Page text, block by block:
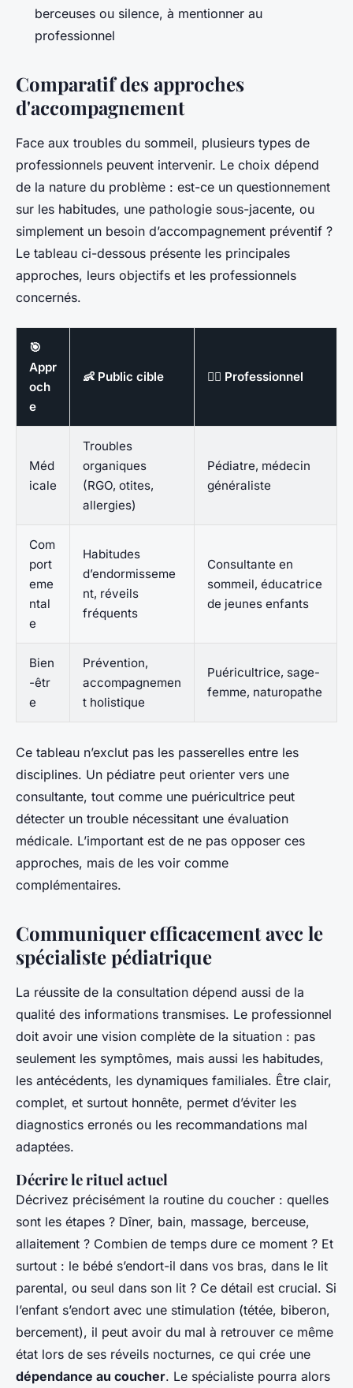
berceuses ou silence, à mentionner au
professionnel
Comparatif des approches
d'accompagnement
Face aux troubles du sommeil, plusieurs types de
professionnels peuvent intervenir. Le choix dépend
de la nature du problème : est-ce un questionnement
sur les habitudes, une pathologie sous-jacente, ou
simplement un besoin d’accompagnement préventif ?
Le tableau ci-dessous présente les principales
approches, leurs objectifs et les professionnels
concernés.
🎯
Appr
och
e
👶 Public cible 👩‍⚕️ Professionnel
Méd
icale
Troubles
organiques
(RGO, otites,
allergies)
Pédiatre, médecin
généraliste
Com
port
eme
ntal
e
Habitudes
d’endormisseme
nt, réveils
fréquents
Consultante en
sommeil, éducatrice
de jeunes enfants
Bien
-êtr
e
Prévention,
accompagnemen
t holistique
Puéricultrice, sage-
femme, naturopathe
Ce tableau n’exclut pas les passerelles entre les
disciplines. Un pédiatre peut orienter vers une
consultante, tout comme une puéricultrice peut
détecter un trouble nécessitant une évaluation
médicale. L’important est de ne pas opposer ces
approches, mais de les voir comme
complémentaires.
Communiquer efficacement avec le
spécialiste pédiatrique
La réussite de la consultation dépend aussi de la
qualité des informations transmises. Le professionnel
doit avoir une vision complète de la situation : pas
seulement les symptômes, mais aussi les habitudes,
les antécédents, les dynamiques familiales. Être clair,
complet, et surtout honnête, permet d’éviter les
diagnostics erronés ou les recommandations mal
adaptées.
Décrire le rituel actuel
Décrivez précisément la routine du coucher : quelles
sont les étapes ? Dîner, bain, massage, berceuse,
allaitement ? Combien de temps dure ce moment ? Et
surtout : le bébé s’endort-il dans vos bras, dans le lit
parental, ou seul dans son lit ? Ce détail est crucial. Si
l’enfant s’endort avec une stimulation (tétée, biberon,
bercement), il peut avoir du mal à retrouver ce même
état lors de ses réveils nocturnes, ce qui crée une
dépendance au coucher. Le spécialiste pourra alors